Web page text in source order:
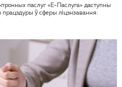
паслуг «Е-Паслуга» даступны
ў сферы ліцэнзавання: